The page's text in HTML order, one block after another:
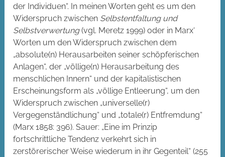
der Individuen“. In meinen Worten geht es um den
Widerspruch zwischen Selbstentfaltung und
Selbstverwertung(vgl. Meretz 1999) oder in Marx‘
Worten um den Widerspruch zwischen dem
„absolute(n) Herausarbeiten seiner schöpferischen
Anlagen“, der „völlige(n) Herausarbeitung des
menschlichen Innern“ und der kapitalistischen
Erscheinungsform als „völlige Entleerung“, um den
Widerspruch zwischen „universelle(r)
Vergegenständlichung“ und „totale(r) Entfremdung“
(Marx 1858: 396). Sauer: „Eine im Prinzip
fortschrittliche Tendenz verkehrt sich in
zerstörerischer Weise wiederum in ihr Gegenteil“ (255